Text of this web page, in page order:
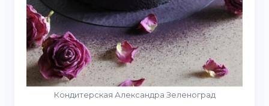
Кондитерская Александра Зеленоград